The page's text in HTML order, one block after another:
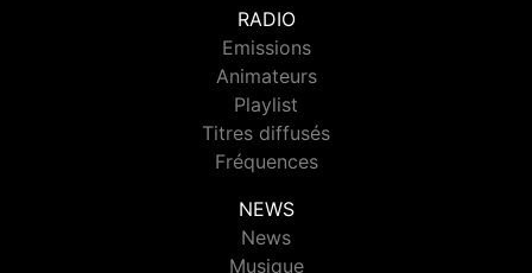
RADIO
Emissions
Animateurs
Playlist
Titres diffusés
Fréquences
NEWS
News
Musique